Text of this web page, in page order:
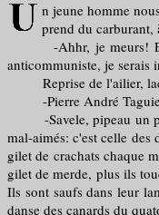
n jeune homme
prend du carburant,
-Ahhr, je meurs! Eh,
anticommuniste, je serais
Reprise de l'ailier,
-Pierre André Taguieff
-Savele, pipeau un
mal-aimés: c'est celle
gilet de crachats chaque
gilet de merde, plus ils
Ils sont saufs dans leur
danse des canards du